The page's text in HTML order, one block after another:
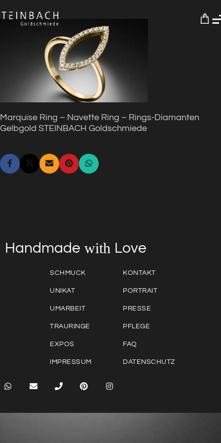
0
Marquise Ring – Navette Ring – Rings-Diamanten
Gelbgold STEINBACH Goldschmiede
Handmade with Love
SCHMUCK
UNIKAT
UMARBEIT
TRAURINGE
EXPOS
IMPRESSUM
KONTAKT
PORTRAIT
PRESSE
PFLEGE
FAQ
DATENSCHUTZ